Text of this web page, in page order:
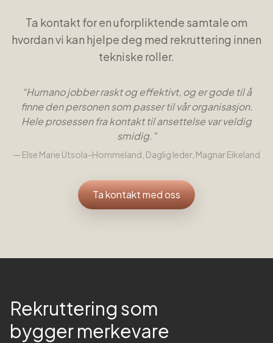
Ta kontakt for en uforpliktende samtale om
hvordan vi kan hjelpe deg med rekruttering innen
tekniske roller.
“Humano jobber raskt og effektivt, og er gode til å
finne den personen som passer til vår organisasjon.
Hele prosessen fra kontakt til ansettelse var veldig
smidig. ”
— Else Marie Utsola-Hommeland Daglig leder, Magnar Eikeland
Ta kontakt med oss
Rekruttering som
bygger merkevare